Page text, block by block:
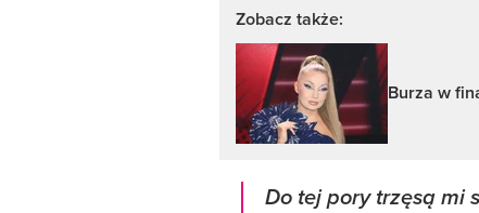
Zobacz także:
Burza w
Do tej pory trzęsą mi